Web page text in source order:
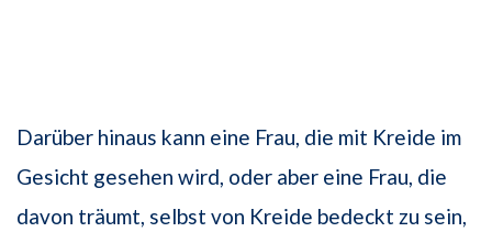
Darüber hinaus kann eine Frau, die mit Kreide im
Gesicht gesehen wird, oder aber eine Frau, die
davon träumt, selbst von Kreide bedeckt zu sein,